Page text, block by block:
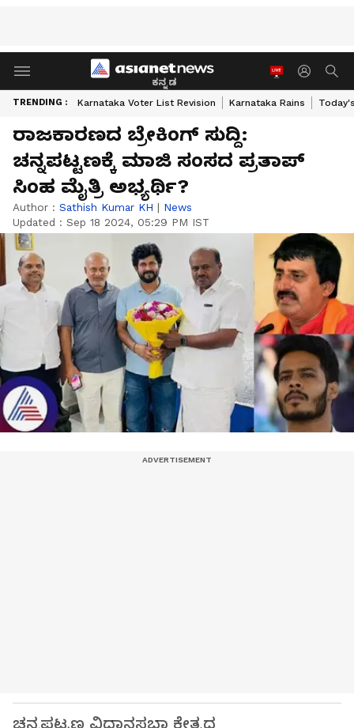
ಕನ್ನಡ
TRENDING : Karnataka Voter List Revision Karnataka Rains
ರಾಜಕಾರಣದ ಬ್ರೇಕಿಂಗ್ ಸುದ್ದಿ:
ಚನ್ನಪಟ್ಟಣಕ್ಕೆ ಮಾಜಿ ಸಂಸದ ಪ್ರತಾಪ್
ಸಿಂಹ ಮೈತ್ರಿ ಅಭ್ಯರ್ಥಿ?
Author : Sathish Kumar KH | News
Updated : Sep 18 2024, 05:29 PM IST
ಚನ್ನಪಟ್ಟಣ ವಿಧಾನಸಭಾ ಕ್ಷೇತ್ರದ